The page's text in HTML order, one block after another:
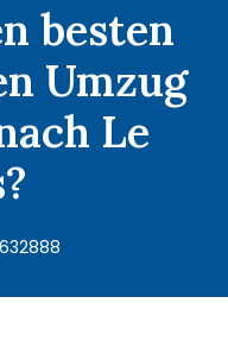
besten
Umzug
Le